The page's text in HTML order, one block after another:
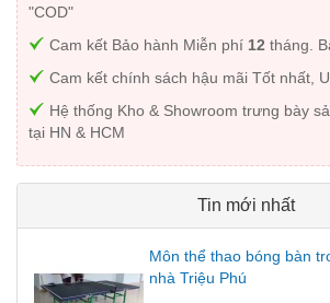
"COD"
Cam kết Bảo hành Miễn phí 12 tháng.
Cam kết chính sách hậu mãi Tốt nhất,
Hệ thống Kho & Showroom trưng bày
tại HN & HCM
Tin mới nhất
Môn thể thao bóng bàn
nhà Triệu Phú